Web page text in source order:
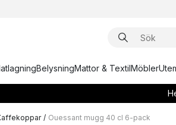
BelysningMattor & TextilMöbler
/ Ouessant mugg 40 cl 6-pack